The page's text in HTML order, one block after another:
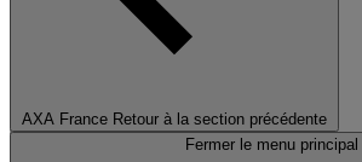
AXA France Retour à la section précédente
Fermer le menu principal